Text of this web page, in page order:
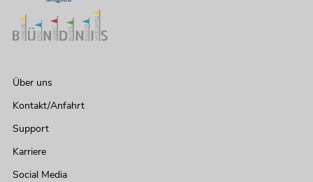
Über uns
Kontakt/Anfahrt
Support
Karriere
Social Media